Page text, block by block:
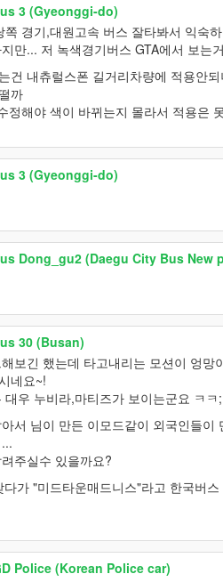
3 (Gyeonggi-do)
경기,대원고속 버스 잘타봐서 익숙
만... 저 녹색경기버스 GTA에서 보는
건 내츄럴스폰 길거리차량에 적용안
까
정해야 색이 바뀌는지 몰라서 적용은
3 (Gyeonggi-do)
Dong_gu2 (Daegu City Bus New
30 (Busan)
보긴 했는데 타고내리는 모션이 엉
네요~!
우 누비라,마티즈가 보이는군요 ㅋㅋ;
서 님이 만든 이모드같이 외국인들이
주실수 있을까요?
가 "미드타운매드니스"라고 한국버
Police (Korean Police car)